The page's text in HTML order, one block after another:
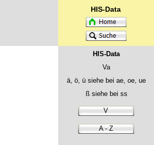
HIS-Data
HIS-Data
Va
ä, ö, ü siehe bei ae, oe, ue
ß siehe bei ss
V
A - Z